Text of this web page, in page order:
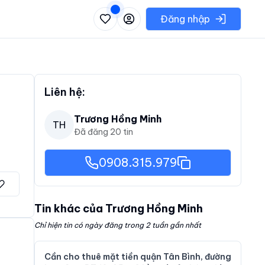
danh sách các khu vực có thể chọnĐăng nhập
Liên hệ:
TH Trương Hồng Minh
Đã đăng 20 tin
0908.315.979
Tin khác của Trương Hồng Minh
Chỉ hiện tin có ngày đăng trong 2 tuần gần nhất
Cần cho thuê mặt tiền quận Tân Bình, đường